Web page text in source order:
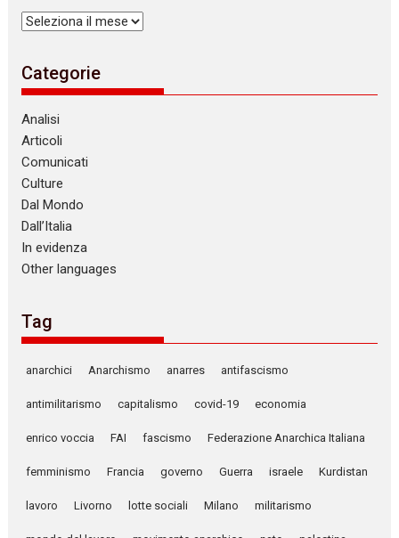
Archivi
Categorie
Analisi
Articoli
Comunicati
Culture
Dal Mondo
Dall’Italia
In evidenza
Other languages
Tag
anarchici Anarchismo anarres antifascismo
antimilitarismo capitalismo covid-19 economia
enrico voccia FAI fascismo Federazione Anarchica Italiana
femminismo Francia governo Guerra israele Kurdistan
lavoro Livorno lotte sociali Milano militarismo